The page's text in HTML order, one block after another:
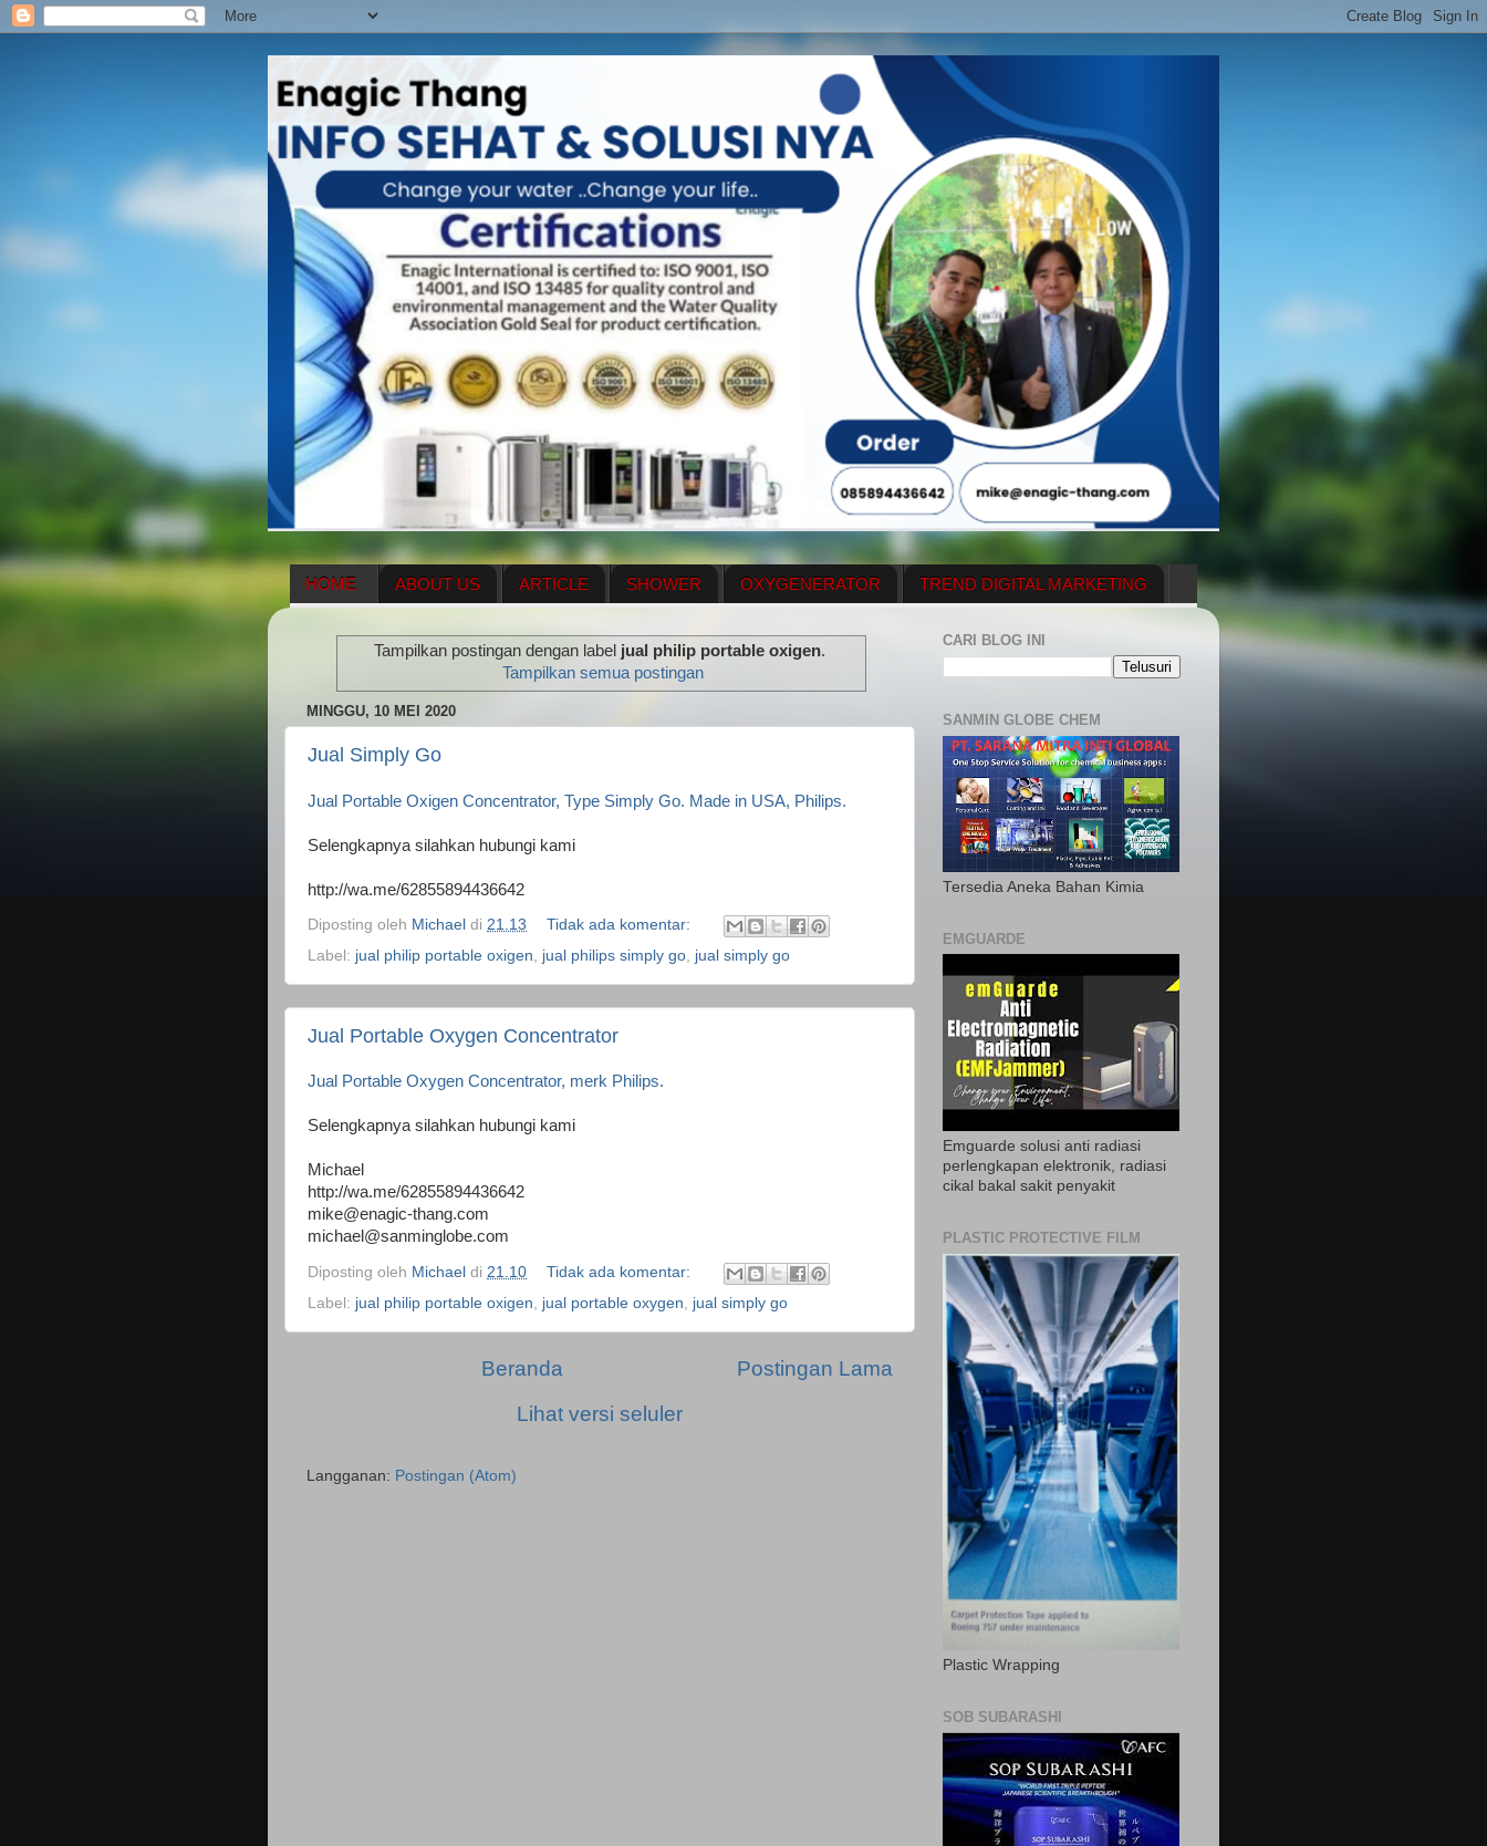
HOME ABOUT US ARTICLE SHOWER OXYGENERATOR TREND DIGITAL MARKETING
ENAGIC COMPENSATION PLAN MENUS
Tampilkan postingan dengan label jual philip portable oxigen.
Tampilkan semua postingan
MINGGU, 10 MEI 2020
Jual Simply Go
Jual Portable Oxigen Concentrator, Type Simply Go. Made in USA, Philips.
Selengkapnya silahkan hubungi kami
http://wa.me/62855894436642
Diposting oleh Michael di 21.13
Tidak ada komentar:
Label: jual philip portable oxigen, jual philips simply go, jual simply go
Jual Portable Oxygen Concentrator
Jual Portable Oxygen Concentrator, merk Philips.
Selengkapnya silahkan hubungi kami
Michael
http://wa.me/62855894436642
mike@enagic-thang.com
michael@sanminglobe.com
Diposting oleh Michael di 21.10
Tidak ada komentar:
Label: jual philip portable oxigen jual portable oxygen jual simply go
Postingan Lama
Beranda
Lihat versi seluler
Langganan: Postingan (Atom)
CARI BLOG INI
SANMIN GLOBE CHEM
Tersedia Aneka Bahan Kimia
EMGUARDE
Emguarde solusi anti radiasi
perlengkapan elektronik, radiasi
cikal bakal sakit penyakit
PLASTIC PROTECTIVE FILM
Plastic Wrapping
SOB SUBARASHI